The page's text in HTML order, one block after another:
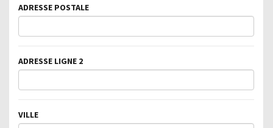
ADRESSE POSTALE
ADRESSE LIGNE 2
VILLE